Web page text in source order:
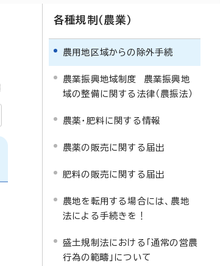
各種規制（農業）
農用地区域からの除外手続
農業振興地域制度 農業振興地
域の整備に関する法律（農振法）
農薬・肥料に関する情報
農薬の販売に関する届出
肥料の販売に関する届出
農地を転用する場合には、農地
法による手続きを！
盛土規制法における「通常の営農
行為の範疇」について